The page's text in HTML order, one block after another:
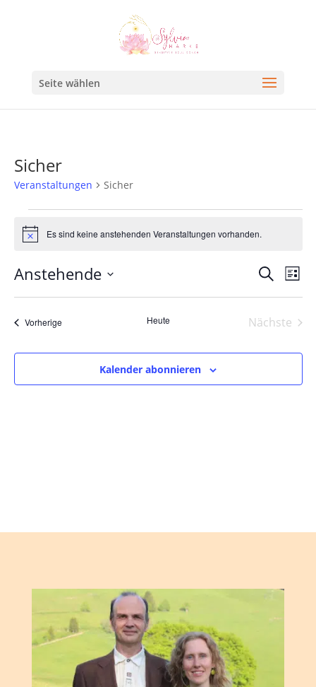
Seite wählen
Sicher
Veranstaltungen Sicher
HinweisEs sind keine anstehenden Veranstaltungen vorhanden.
Suche
und
SucheListe
Anstehende
Datum
wählen.
VorherigeVeranstaltungen Heute
Nächste
Kalender abonnieren